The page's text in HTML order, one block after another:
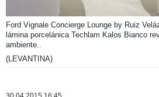
Ford Vignale Concierge Lounge by Ruiz
lámina porcelánica Techlam Kalos Bianco
ambiente..
(LEVANTINA)